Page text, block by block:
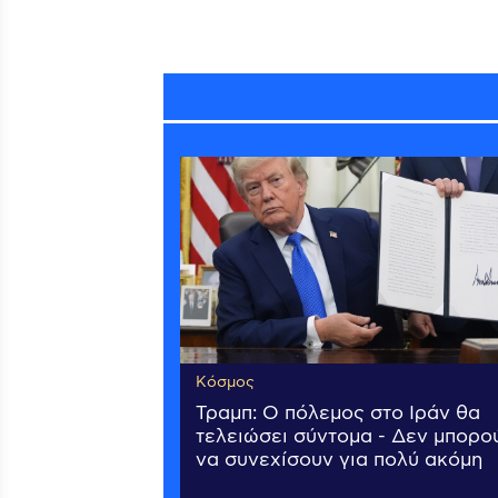
Κόσμος
Τραμπ: Ο πόλεμος στο Ιράν θα
τελειώσει σύντομα - Δεν
να συνεχίσουν για πολύ ακόμη